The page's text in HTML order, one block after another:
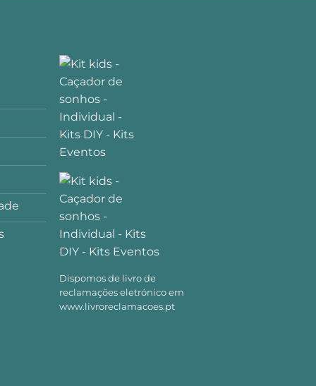
Dispomos de livro de
reclamações eletrónico em
www.livroreclamacoes.pt